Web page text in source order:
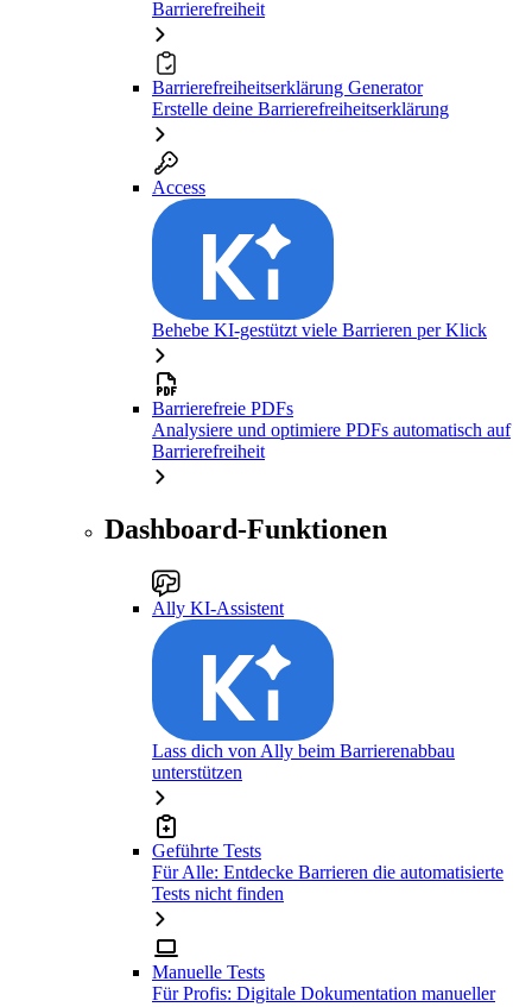
Barrierefreiheit
Barrierefreiheitserklärung Generator
Erstelle deine Barrierefreiheitserklärung
Access
Behebe KI-gestützt viele Barrieren per Klick
Barrierefreie PDFs
Analysiere und optimiere PDFs automatisch auf
Barrierefreiheit
Dashboard-Funktionen
Ally KI-Assistent
Lass dich von Ally beim Barrierenabbau
unterstützen
Geführte Tests
Für Alle: Entdecke Barrieren die automatisierte
Tests nicht finden
Manuelle Tests
Für Profis: Digitale Dokumentation manueller